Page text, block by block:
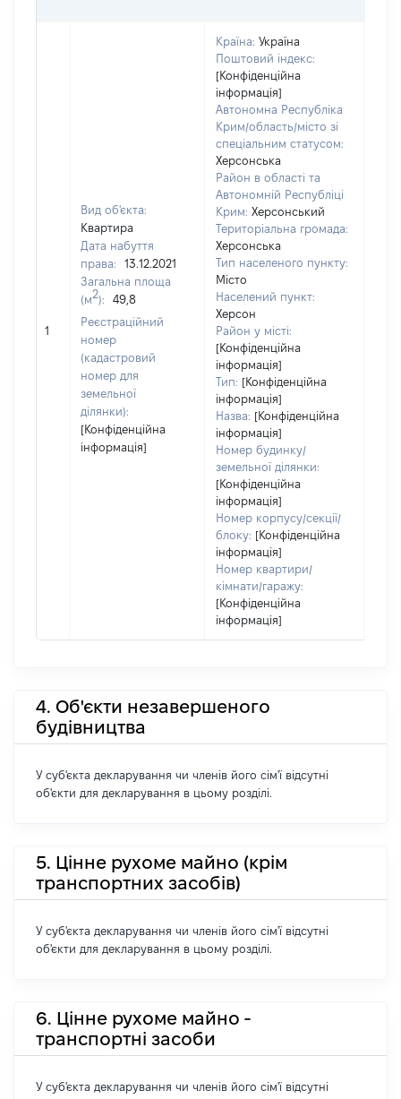
1
Вид об'єкта:
Квартира
Дата набуття
права:
13.12.2021
Загальна площа
(м2):
49,8
Реєстраційний
номер
(кадастровий
номер для
земельної
ділянки):
[Конфіденційна
інформація]
Країна: Україна
Поштовий індекс:
[Конфіденційна
інформація]
Автономна Республіка
Крим/область/місто зі
спеціальним статусом:
Херсонська
Район в області та
Автономній Республіці
Крим: Херсонський
Територіальна громада:
Херсонська
Тип населеного пункту:
Місто
Населений пункт:
Херсон
Район у місті:
[Конфіденційна
інформація]
Тип: [Конфіденційна
інформація]
Назва: [Конфіденційна
інформація]
Номер будинку/
земельної ділянки:
[Конфіденційна
інформація]
Номер корпусу/секції/
блоку: [Конфіденційна
інформація]
Номер квартири/
кімнати/гаражу:
[Конфіденційна
інформація]
4. Об'єкти незавершеного
будівництва
У суб'єкта декларування чи членів його сім'ї відсутні
об'єкти для декларування в цьому розділі.
5. Цінне рухоме майно (крім
транспортних засобів)
У суб'єкта декларування чи членів його сім'ї відсутні
об'єкти для декларування в цьому розділі.
6. Цінне рухоме майно -
транспортні засоби
У суб'єкта декларування чи членів його сім'ї відсутні